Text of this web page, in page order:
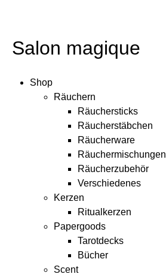
Salon magique
Shop
Räuchern
Räuchersticks
Räucherstäbchen
Räucherware
Räuchermischungen
Räucherzubehör
Verschiedenes
Kerzen
Ritualkerzen
Papergoods
Tarotdecks
Bücher
Scent